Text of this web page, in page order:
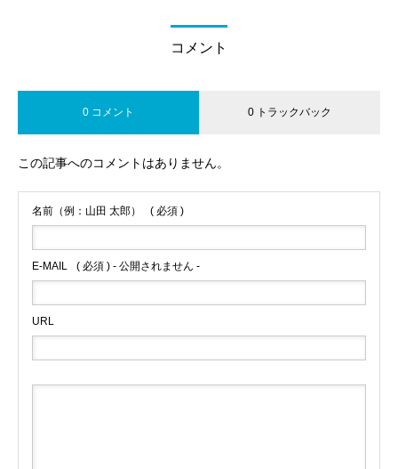
コメント
0 コメント 0 トラックバック
この記事へのコメントはありません。
名前（例：山田 太郎） ( 必須 )
E-MAIL ( 必須 ) - 公開されません -
URL